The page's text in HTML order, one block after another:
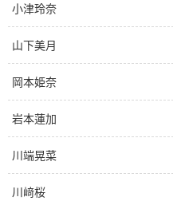
小津玲奈
山下美月
岡本姫奈
岩本蓮加
川端晃菜
川﨑桜